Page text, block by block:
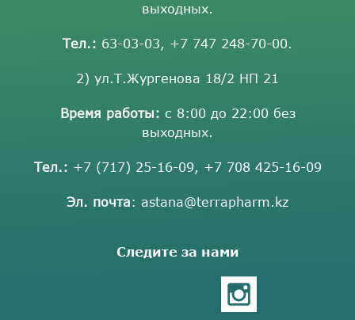
выходных.
Тел.: 63-03-03, +7 747 248-70-00.
2) ул.Т.Жургенова 18/2 НП 21
Время работы: с 8:00 до 22:00 без
выходных.
Тел.: +7 (717) 25-16-09, +7 708 425-16-09
Эл. почта: astana@terrapharm.kz
Следите за нами